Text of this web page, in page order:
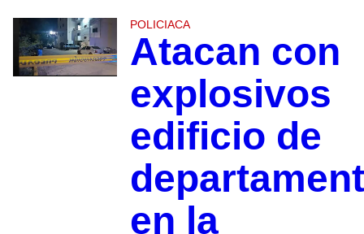
POLICIACA
Atacan con
explosivos
edificio de
en la